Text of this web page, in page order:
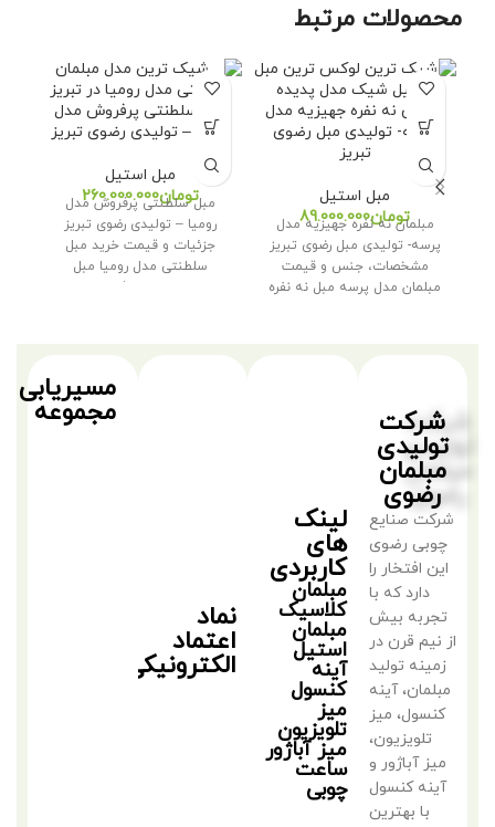
محصولات مرتبط
مبلمان نه نفره جهیزیه مدل
پرسه- تولیدی مبل رضوی
تبریز
مبل استیل
تومان
مبلمان نه نفره جهیزیه مدل
پرسه- تولیدی مبل رضوی تبریز
مشخصات، جنس و قیمت
مبلمان مدل پرسه مبل نه نفره
مبل سلطنتی پرفروش مدل
رومیا – تولیدی رضوی تبریز
مبل استیل
تومان
مبل سلطنتی پرفروش مدل
رومیا – تولیدی رضوی تبریز
جزئیات و قیمت خرید مبل
سلطنتی مدل رومیا مبل
سلطنتی پرفروش
شرکت
تولیدی
مبلمان
رضوی
شرکت صنایع
چوبی رضوی
این افتخار را
دارد که با
تجربه بیش
از نیم قرن در
زمینه تولید
مبلمان، آینه
کنسول، میز
تلویزیون،
میز آباژور و
آینه کنسول
با بهترین
لینک
های
کاربردی
مبلمان
کلاسیک
مبلمان
استیل
آینه
کنسول
میز
تلویزیون
میز آباژور
ساعت
چوبی
نماد
اعتماد
الکترونیکی
مسیریابی
مجموعه